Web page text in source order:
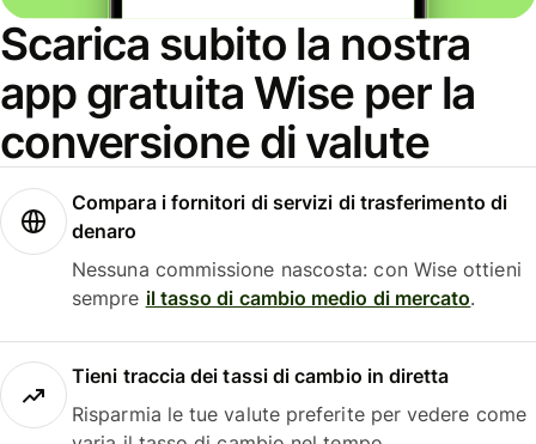
Scarica subito la nostra
app gratuita Wise per la
conversione di valute
Compara i fornitori di servizi di trasferimento di
denaro
Nessuna commissione nascosta: con Wise ottieni
sempre il tasso di cambio medio di mercato.
Tieni traccia dei tassi di cambio in diretta
Risparmia le tue valute preferite per vedere come